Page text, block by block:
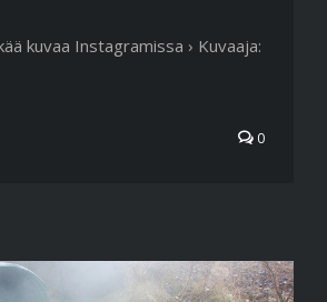
kuvaa Instagramissa › Kuvaaja:
0